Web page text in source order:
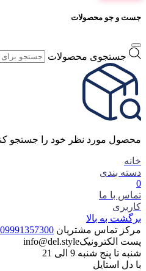
جست و جو محصولات
جستجوی محصولات
محصول مورد نظر خود را جستجو
خانه
دسته بندی
0
تماس با ما
کاربری
برگشت به بالا
مرکز تماس مشتریان 09991357300
پست الکترونیکinfo@del.style
شنبه تا پنج شنبه 9 الی 21
با دل استایل